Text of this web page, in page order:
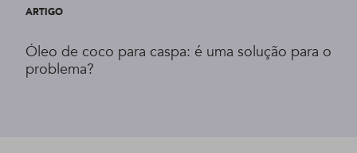
ARTIGO
Óleo de coco para caspa: é uma solução para o
problema?